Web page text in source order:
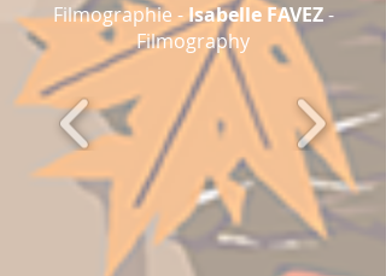
Filmographie -Isabelle FAVEZ-
Filmography